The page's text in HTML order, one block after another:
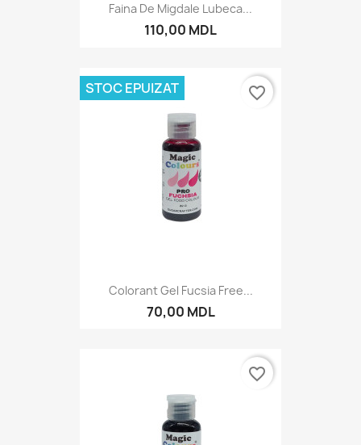
Faina De Migdale Lubeca...
110,00 MDL
Colorant Gel Fucsia Free...
70,00 MDL
STOC EPUIZAT favorite_border
favorite_border